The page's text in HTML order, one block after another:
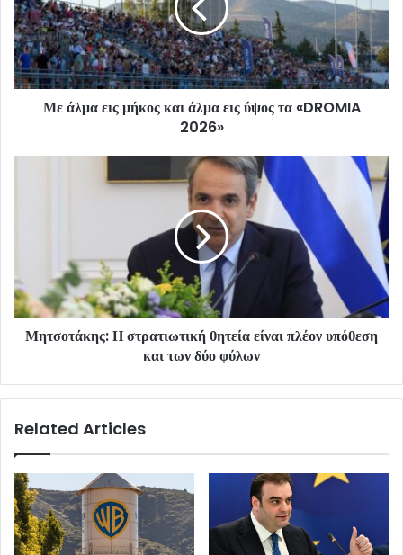
Με άλμα εις μήκος και άλμα εις ύψος τα «DROMIA
2026»
Μητσοτάκης: Η στρατιωτική θητεία είναι πλέον υπόθεση
και των δύο φύλων
Related Articles